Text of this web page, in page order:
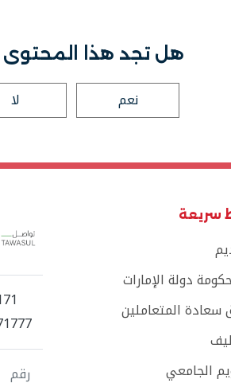
هل تجد هذا المحتوى
نعم لا
سريعة
دولة الإمارات
سعادة المتعاملين
الجامعي
رقم